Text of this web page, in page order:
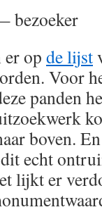
bezoeker
er op de lijst
Voor
panden
boven.
echt
lijkt er